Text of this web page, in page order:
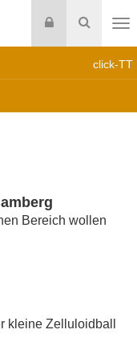
Suche
Login
click-TT
Bereich wollen
kleine Zelluloidball